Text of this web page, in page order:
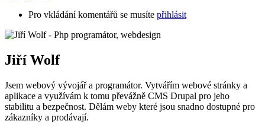
Pro vkládání komentářů se musíte přihlásit
Jiří Wolf
Jsem webový vývojář a programátor. Vytvářím webové stránky a
aplikace a využívám k tomu převážně CMS Drupal pro jeho
stabilitu a bezpečnost. Dělám weby které jsou snadno dostupné pro
zákazníky a prodávají.